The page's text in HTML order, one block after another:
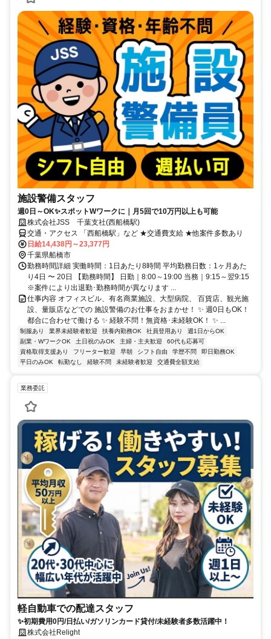
施設警備スタッフ
週0日～OK✨スポットWワークに｜月5回で10万円以上も可能
株式会社JSS 千葉支社(西船橋駅)
交通・アクセス 「西船橋駅」など ★交通費支給 ★他案件多数あり
日給14,438円～23,377円
千葉県船橋市
勤務時間詳細 実働時間：1日あたり8時間 平均勤務日数：1ヶ月あた
り4日 〜 20日 【勤務時間】 日勤｜8:00～19:00 当務｜9:15～翌9:15
※案件により出退勤･勤務時間が異なります ...
仕事内容 オフィスビル、有名商業施設、大型病院、 百貨店、観光施
設、量販店などでの 施設警備のお仕事をおまかせ！ ✨ 週0日もOK！
都合に合わせて働ける ✨ 経験不問！無資格･未経験OK！ ✨ ...
制服あり 業界未経験者歓迎 扶養内勤務OK 社員登用あり
週1日からOK
副業・WワークOK
土日祝のみOK 主婦・主夫歓迎
60代も応募可
資格取得支援あり
フリーター歓迎 早朝 シフト自由 学歴不問
即日勤務OK
平日のみOK
転勤なし 経験不問 未経験者歓迎 交通費全額支給
業務委託
軽自動車での配達スタッフ
✨初期費用0円/日払い/ガソリンカード貸付/未経験者多数活躍中！
株式会社Relight